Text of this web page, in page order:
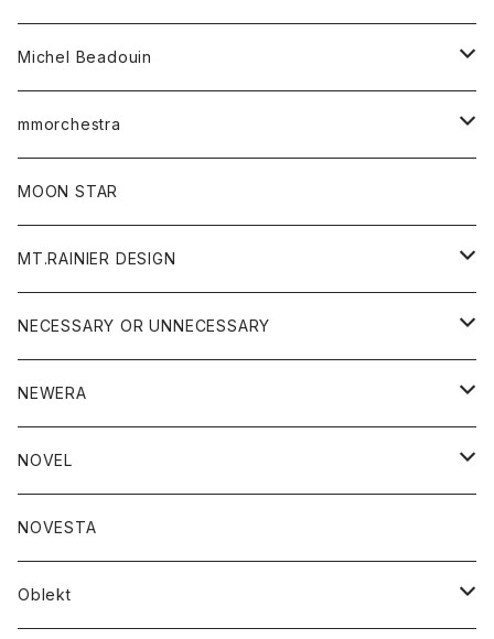
ポロシャツ
ロングスリーブTシャツ
フリース
ベルト
Michel Beadouin
トップス
ジャケット
ニット
パンツ
mmorchestra
帽子
MOON STAR
MT.RAINIER DESIGN
アウター
コート
ジャケット
アクセサリー
バッグ
グッズ
ウォレット
靴
トップス
ジャケット
ボトム
NECESSARY OR UNNECESSARY
アウター
コート
ジャケット
アクセサリー
バッグ
ブレスレット
グッズ
靴
トップス
NEWERA
帽子
NOVEL
トップス
カットソー
ボトム
NOVESTA
Oblekt